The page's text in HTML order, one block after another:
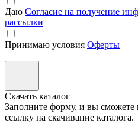
Даю Согласие на получение
рассылки
Принимаю условия Оферты
Скачать каталог
Заполните форму, и вы сможете
ссылку на скачивание каталога.